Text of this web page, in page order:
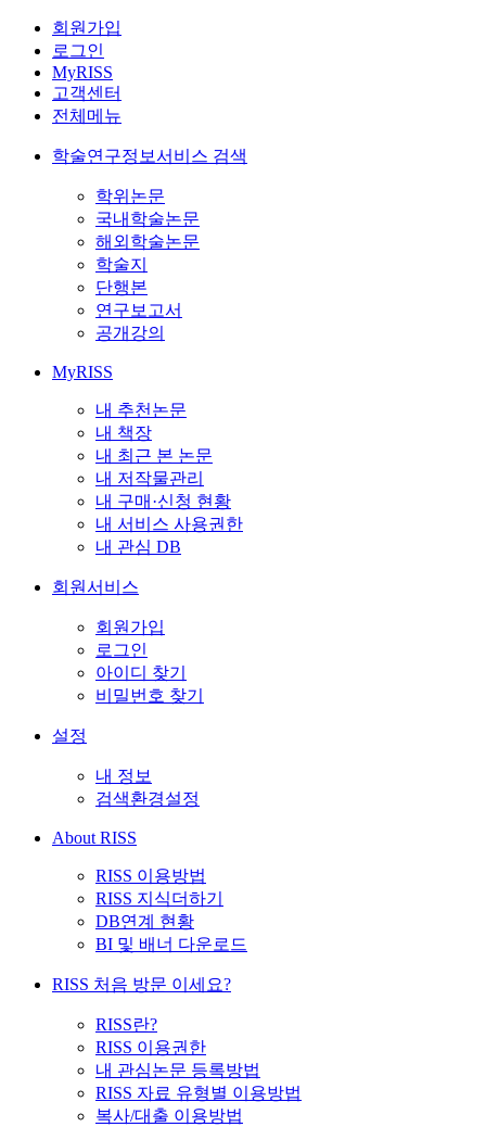
회원가입
로그인
MyRISS
고객센터
전체메뉴
학술연구정보서비스 검색
학위논문
국내학술논문
해외학술논문
학술지
단행본
연구보고서
공개강의
MyRISS
내 추천논문
내 책장
내 최근 본 논문
내 저작물관리
내 구매·신청 현황
내 서비스 사용권한
내 관심 DB
회원서비스
회원가입
로그인
아이디 찾기
비밀번호 찾기
설정
내 정보
검색환경설정
About RISS
RISS 이용방법
RISS 지식더하기
DB연계 현황
BI 및 배너 다운로드
RISS 처음 방문 이세요?
RISS란?
RISS 이용권한
내 관심논문 등록방법
RISS 자료 유형별 이용방법
복사/대출 이용방법